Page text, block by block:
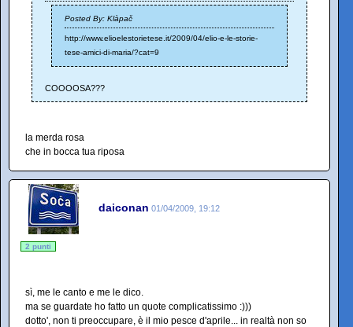
Posted By: Klàpač
http://www.elioelestorietese.it/2009/04/elio-e-le-storie-
tese-amici-di-maria/?cat=9
COOOOSA???
la merda rosa
che in bocca tua riposa
daiconan 01/04/2009, 19:12
2 punti
sì, me le canto e me le dico.
ma se guardate ho fatto un quote complicatissimo :)))
dotto', non ti preoccupare, è il mio pesce d'aprile... in realtà non so